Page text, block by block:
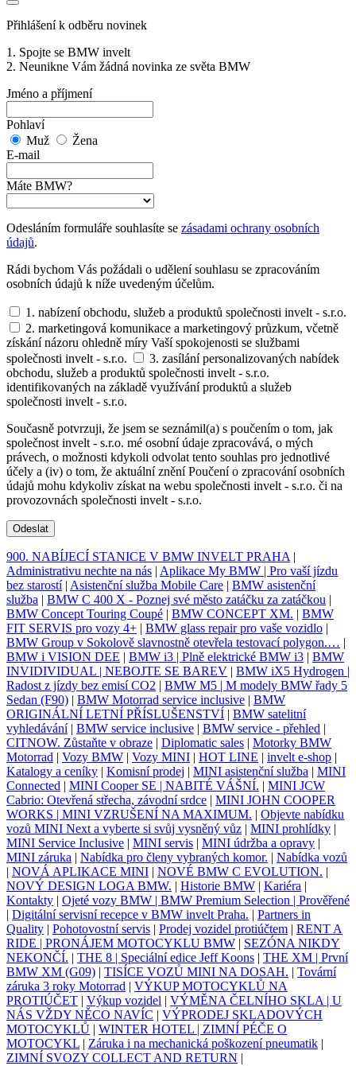
Přihlášení k odběru novinek
1. Spojte se BMW invelt
2. Neunikne Vám žádná novinka ze světa BMW
Jméno a příjmení
Pohlaví
Muž
Žena
E-mail
Máte BMW?
Odesláním formuláře souhlasíte se zásadami ochrany osobních
údajů.
Rádi bychom Vás požádali o udělení souhlasu se zpracováním
osobních údajů k níže uvedeným účelům.
1. nabízení obchodu, služeb a produktů společnosti invelt - s.r.o.
2. marketingová komunikace a marketingový průzkum, včetně
získání názoru ohledně míry Vaší spokojenosti se službami
společnosti invelt - s.r.o.
3. zasílání personalizovaných nabídek
obchodu, služeb a produktů společnosti invelt - s.r.o.
identifikovaných na základě využívání produktů a služeb
společnosti invelt - s.r.o.
Současně potvrzuji, že jsem se seznámil(a) s poučením o tom, jak
společnost invelt - s.r.o. mé osobní údaje zpracovává, o mých
právech, o možnosti kdykoli odvolat tento souhlas pro jednotlivé
účely a (iv) o tom, že aktuální znění Poučení o zpracování osobních
údajů mohu kdykoliv získat na webu společnosti invelt - s.r.o. či na
provozovnách společnosti invelt - s.r.o.
Odeslat
900. NABÍJECÍ STANICE V BMW INVELT PRAHA |
Administrativu nechte na nás | Aplikace My BMW | Pro vaší jízdu
bez starostí| Asistenční služba Mobile Care | BMW asistenční
služba | BMW C 400 X - Poznej své město zatáčku za zatáčkou |
BMW Concept Touring Coupé | BMW CONCEPT XM. | BMW
FIT SERVIS pro vozy 4+ | BMW glass repair pro vaše vozidlo |
BMW Group v Sokolově slavnostně otevřela testovací polygon.… |
BMW i VISION DEE | BMW i3 | Plně elektrické BMW i3 | BMW
INVIDIVIDUAL | NEBOJTE SE BAREV | BMW iX5 Hydrogen |
Radost z jízdy bez emisí CO2 | BMW M5 | M modely BMW řady 5
Sedan (F90) | BMW Motorrad service inclusive | BMW
ORIGINÁLNÍ LETNÍ PŘÍSLUŠENSTVÍ | BMW satelitní
vyhledávání| BMW service inclusive | BMW service - přehled |
CITNOW. Zůstaňte v obraze | Diplomatic sales | Motorky BMW
Motorrad | Vozy BMW | Vozy MINI | HOT LINE | invelt e-shop |
Katalogy a ceníky | Komisní prodej | MINI asistenční služba | MINI
Connected | MINI Cooper SE | NABITÉ VÁŠNÍ. | MINI JCW
Cabrio: Otevřená střecha, závodní srdce | MINI JOHN COOPER
WORKS | MINI VZRUŠENÍ NA MAXIMUM. | Objevte nabídku
vozů MINI Next a vyberte si svůj vysněný vůz | MINI prohlídky |
MINI Service Inclusive | MINI servis | MINI údržba a opravy |
MINI záruka | Nabídka pro členy vybraných komor. | Nabídka vozů
| NOVÁ APLIKACE MINI | NOVÉ BMW C EVOLUTION. |
NOVÝ DESIGN LOGA BMW. | Historie BMW | Kariéra |
Kontakty | Ojeté vozy BMW | BMW Premium Selection | Prověřené
| Digitální servisní recepce v BMW invelt Praha. | Partners in
Quality | Pohotovostní servis | Prodej vozidel protiúčtem | RENT A
RIDE | PRONÁJEM MOTOCYKLU BMW | SEZÓNA NIKDY
NEKONČÍ. | THE 8 | Speciální edice Jeff Koons | THE XM | První
BMW XM (G09) | TISÍCE VOZŮ MINI NA DOSAH. | Tovární
záruka 3 roky Motorrad | VÝKUP MOTOCYKLŮ NA
PROTIÚČET | Výkup vozidel | VÝMĚNA ČELNÍHO SKLA | U
NÁS VŽDY NĚCO NAVÍC | VÝPRODEJ SKLADOVÝCH
MOTOCYKLŮ | WINTER HOTEL | ZIMNÍ PÉČE O
MOTOCYKL | Záruka i na mechanická poškození pneumatik |
ZIMNÍ SVOZY COLLECT AND RETURN |